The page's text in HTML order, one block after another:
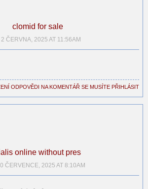
clomid for sale
2 ČERVNA, 2025 AT 11:56AM
ODPOVĚDI NA KOMENTÁŘ SE MUSÍTE PŘIHLÁSIT
online without pres
ČERVENCE, 2025 AT 8:10AM